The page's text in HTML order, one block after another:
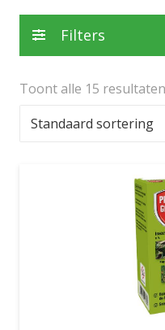
Filters
Toont alle 15 resultaten